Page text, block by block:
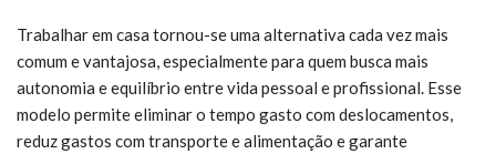
Trabalhar em casa tornou-se uma alternativa cada vez mais
comum e vantajosa, especialmente para quem busca mais
autonomia e equilíbrio entre vida pessoal e profissional. Esse
modelo permite eliminar o tempo gasto com deslocamentos,
reduz gastos com transporte e alimentação e garante